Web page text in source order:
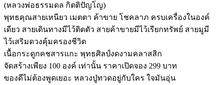
(หลวงพ่อธรรมดล กิตติปัญโญ)
พุทธคุณสายเหนียว เมตตา ค้าขาย โชคลาภ ครบเครื่องในองค์
เดียว สายเดินทางมีไว้ติดตัว สายค้าขายมีไว้เรียกทรัพย์ สายมูมี
ไว้เสริมดวงคุ้มครองชีวิต
เนื้อกระดูกคชสารแกะ พุทธศิลป์งดงามคลาสสิก
จัดสร้างเพียง 100 องค์ เท่านั้น ราคาเปิดจอง 299 บาท
ของดีไม่ต้องพูดเยอะ หลวงปู่ทวดอยู่กับใคร ใจมันอุ่น